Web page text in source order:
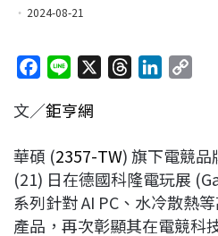
2024-08-21
c
b
o
o
k
n
a
d
s
e
d
I
n
L
n
k
文／鉅亨網
華碩 (2357-TW) 旗下電競品
(21) 日在德國科隆電玩展
系列針對 AI PC、水冷散熱
產品，再次彰顯其在電競科